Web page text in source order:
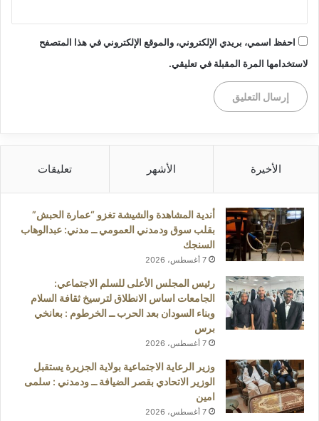
احفظ اسمي، بريدي الإلكتروني، والموقع الإلكتروني في هذا المتصفح
لاستخدامها المرة المقبلة في تعليقي.
الأخيرة الأشهر تعليقات
أندية المشاهدة والشيشة تغزو “عمارة الحبش”
بقلب سوق ودمدني العمومي ــ مدني: عبدالوهاب
السنجك
7 أغسطس، 2026
رئيس المجلس الأعلى للسلم الاجتماعي:
الجامعات اساس الانطلاق لترسيخ ثقافة السلام
وبناء السودان بعد الحرب ــ الخرطوم : بعانخي
برس
7 أغسطس، 2026
وزير الرعاية الاجتماعية بولاية الجزيرة يستقبل
الوزير الاتحادي بقصر الضيافة ــ ودمدني : سلمى
امين
7 أغسطس، 2026